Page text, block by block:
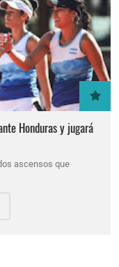
Honduras y jugará
ascensos que